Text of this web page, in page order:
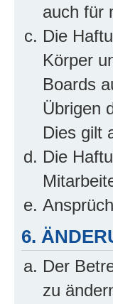
auch für
Die
Körper
Boards
Übrigen
Dies gilt
Die
6.
Der
zu